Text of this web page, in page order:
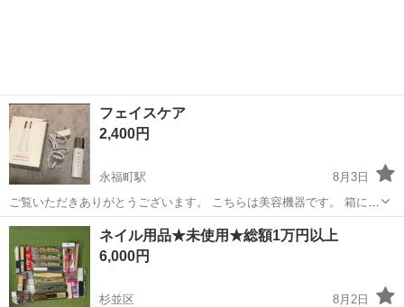
フェイスケア
2,400円
永福町駅
8月3日
ご覧いただきありがとうございます。 こちらは美容機器です。 箱に破
けがありますが 本体の動作などには問題ありません。
東京 杉並区 永福町駅 フェイスケア 美容機器
ネイル用品★未使用★総額1万円以上
6,000円
杉並区
8月2日